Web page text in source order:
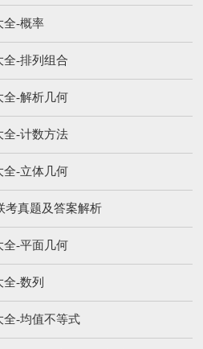
全-概率
-排列组合
全-解析几何
全-计数方法
全-立体几何
考真题及答案解析
全-平面几何
-数列
全-均值不等式